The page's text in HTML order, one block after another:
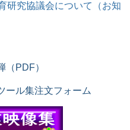
研究協議会について（お知
（PDF）
ール集注文フォーム